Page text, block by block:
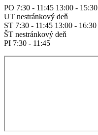
PO 7:30 - 11:45 13:00 - 15:30
UT nestránkový deň
ST 7:30 - 11:45 13:00 - 16:30
ŠT nestránkový deň
PI 7:30 - 11:45